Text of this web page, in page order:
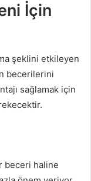
İçin
şeklini etkileyen
becerilerini
sağlamak için
beceri haline